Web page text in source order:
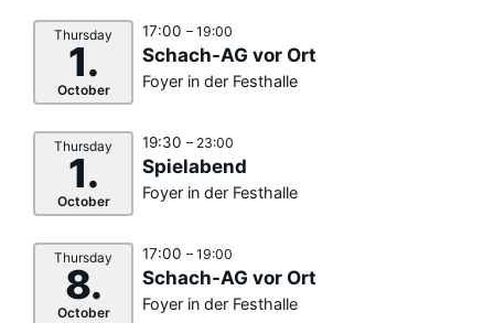
Thursday
1.
October
17:00 – 19:00
Schach-AG vor Ort
Foyer in der Festhalle
Thursday
1.
October
19:30 – 23:00
Spielabend
Foyer in der Festhalle
Thursday
8.
October
17:00 – 19:00
Schach-AG vor Ort
Foyer in der Festhalle